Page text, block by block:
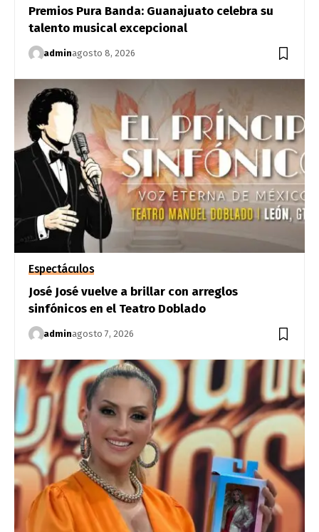
Premios Pura Banda: Guanajuato celebra su
talento musical excepcional
adminagosto 8, 2026
Espectáculos
José José vuelve a brillar con arreglos
sinfónicos en el Teatro Doblado
adminagosto 7, 2026